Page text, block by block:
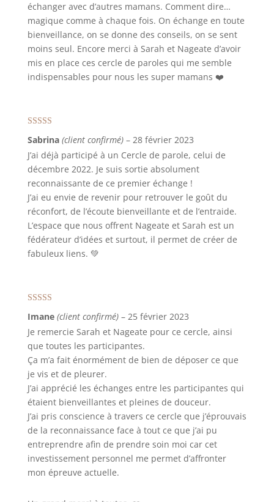
échanger avec d’autres mamans. Comment dire…
magique comme à chaque fois. On échange en toute
bienveillance, on se donne des conseils, on se sent
moins seul. Encore merci à Sarah et Nageate d’avoir
mis en place ces cercle de paroles qui me semble
indispensables pour nous les super mamans ❤️
Sabrina (client confirmé) – 28 février 2023
J’ai déjà participé à un Cercle de parole, celui de
décembre 2022. Je suis sortie absolument
reconnaissante de ce premier échange !
J’ai eu envie de revenir pour retrouver le goût du
réconfort, de l’écoute bienveillante et de l’entraide.
L’espace que nous offrent Nageate et Sarah est un
fédérateur d’idées et surtout, il permet de créer de
fabuleux liens. 💚
Imane (client confirmé) – 25 février 2023
Je remercie Sarah et Nageate pour ce cercle, ainsi
que toutes les participantes.
Ça m’a fait énormément de bien de déposer ce que
je vis et de pleurer.
J’ai apprécié les échanges entre les participantes qui
étaient bienveillantes et pleines de douceur.
J’ai pris conscience à travers ce cercle que j’éprouvais
de la reconnaissance face à tout ce que j’ai pu
entreprendre afin de prendre soin moi car cet
investissement personnel me permet d’affronter
mon épreuve actuelle.